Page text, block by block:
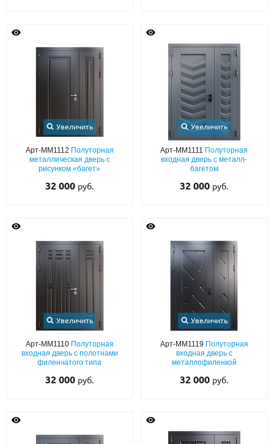
Увеличить
Арт-ММ1112 Полуторная
металлическая дверь с
рисунком «багет»
32 000 руб.
Увеличить
Арт-ММ1111 Полуторная
входная дверь с металл-
багетом
32 000 руб.
Увеличить
Арт-ММ1110 Полуторная
входная дверь с полотнами
филенчатого типа
32 000 руб.
Увеличить
Арт-ММ1119 Полуторная
входная дверь с
металлофиленкой
32 000 руб.